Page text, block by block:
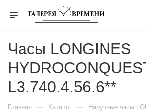
Часы LONGINES
L3.740.4.56.6**
Главная — Каталог — Наручные часы